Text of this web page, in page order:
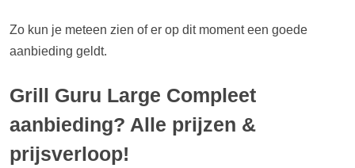
Zo kun je meteen zien of er op dit moment een goede
aanbieding geldt.
Grill Guru Large Compleet
aanbieding? Alle prijzen &
prijsverloop!